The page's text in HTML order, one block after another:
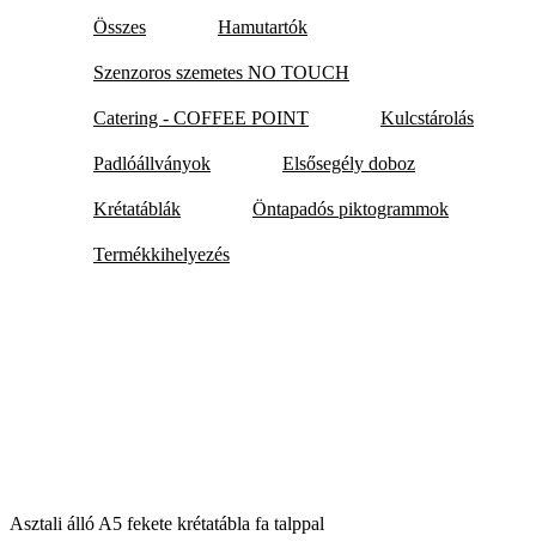
Összes Hamutartók
Szenzoros szemetes NO TOUCH
Catering - COFFEE POINT Kulcstárolás
Padlóállványok Elsősegély doboz
Krétatáblák Öntapadós piktogrammok
Termékkihelyezés
Asztali álló A5 fekete krétatábla fa talppal